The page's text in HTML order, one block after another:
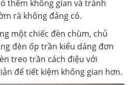
thêm không gian và tránh
rà không đáng có.
một chiếc đèn chùm, chủ
đèn ốp trần kiểu dáng đơn
treo trần cách điệu với
để tiết kiệm không gian hơn.